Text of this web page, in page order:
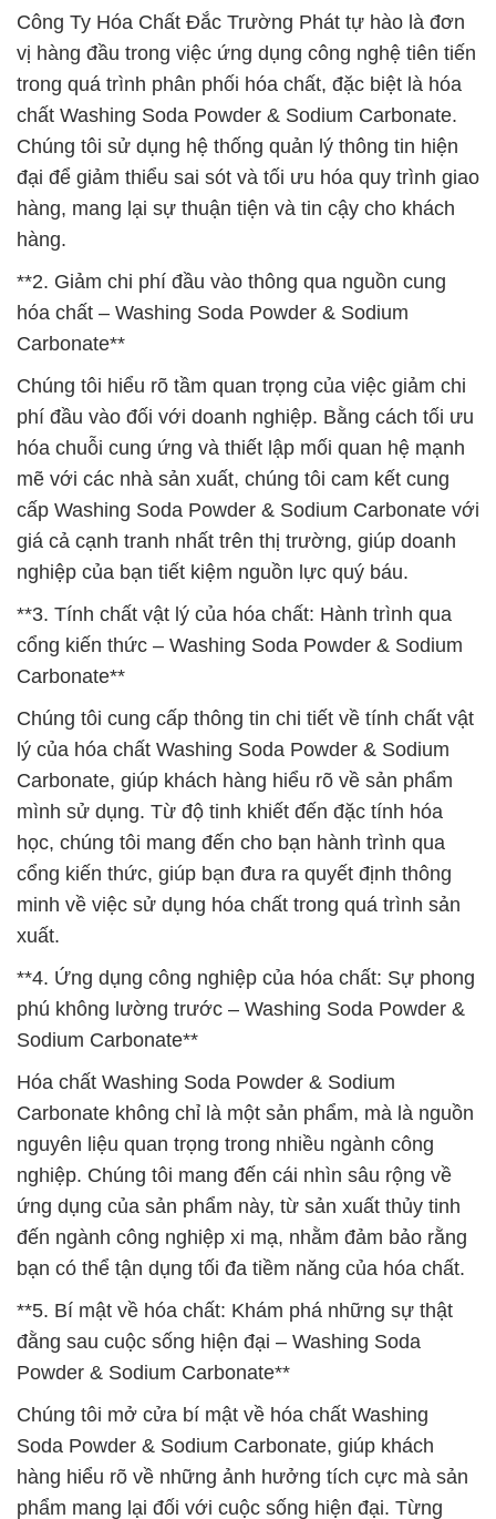
Công Ty Hóa Chất Đắc Trường Phát tự hào là đơn
vị hàng đầu trong việc ứng dụng công nghệ tiên tiến
trong quá trình phân phối hóa chất, đặc biệt là hóa
chất Washing Soda Powder & Sodium Carbonate.
Chúng tôi sử dụng hệ thống quản lý thông tin hiện
đại để giảm thiểu sai sót và tối ưu hóa quy trình giao
hàng, mang lại sự thuận tiện và tin cậy cho khách
hàng.
**2. Giảm chi phí đầu vào thông qua nguồn cung
hóa chất – Washing Soda Powder & Sodium
Carbonate**
Chúng tôi hiểu rõ tầm quan trọng của việc giảm chi
phí đầu vào đối với doanh nghiệp. Bằng cách tối ưu
hóa chuỗi cung ứng và thiết lập mối quan hệ mạnh
mẽ với các nhà sản xuất, chúng tôi cam kết cung
cấp Washing Soda Powder & Sodium Carbonate với
giá cả cạnh tranh nhất trên thị trường, giúp doanh
nghiệp của bạn tiết kiệm nguồn lực quý báu.
**3. Tính chất vật lý của hóa chất: Hành trình qua
cổng kiến thức – Washing Soda Powder & Sodium
Carbonate**
Chúng tôi cung cấp thông tin chi tiết về tính chất vật
lý của hóa chất Washing Soda Powder & Sodium
Carbonate, giúp khách hàng hiểu rõ về sản phẩm
mình sử dụng. Từ độ tinh khiết đến đặc tính hóa
học, chúng tôi mang đến cho bạn hành trình qua
cổng kiến thức, giúp bạn đưa ra quyết định thông
minh về việc sử dụng hóa chất trong quá trình sản
xuất.
**4. Ứng dụng công nghiệp của hóa chất: Sự phong
phú không lường trước – Washing Soda Powder &
Sodium Carbonate**
Hóa chất Washing Soda Powder & Sodium
Carbonate không chỉ là một sản phẩm, mà là nguồn
nguyên liệu quan trọng trong nhiều ngành công
nghiệp. Chúng tôi mang đến cái nhìn sâu rộng về
ứng dụng của sản phẩm này, từ sản xuất thủy tinh
đến ngành công nghiệp xi mạ, nhằm đảm bảo rằng
bạn có thể tận dụng tối đa tiềm năng của hóa chất.
**5. Bí mật về hóa chất: Khám phá những sự thật
đằng sau cuộc sống hiện đại – Washing Soda
Powder & Sodium Carbonate**
Chúng tôi mở cửa bí mật về hóa chất Washing
Soda Powder & Sodium Carbonate, giúp khách
hàng hiểu rõ về những ảnh hưởng tích cực mà sản
phẩm mang lại đối với cuộc sống hiện đại. Từng